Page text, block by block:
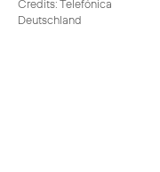
Credits: Telefónica
Deutschland